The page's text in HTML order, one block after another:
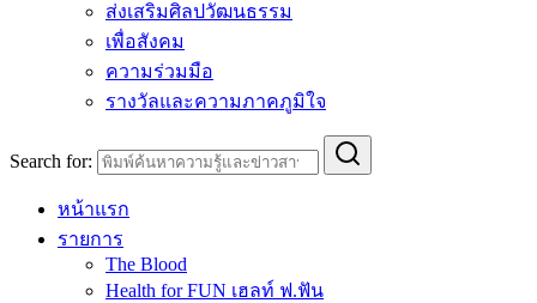
ส่งเสริมศิลปวัฒนธรรม
เพื่อสังคม
ความร่วมมือ
รางวัลและความภาคภูมิใจ
Search for:
หน้าแรก
รายการ
The Blood
Health for FUN เฮลท์ ฟ.ฟัน